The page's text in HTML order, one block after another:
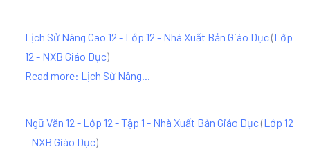
Lịch Sử Nâng Cao 12 - Lớp 12 - Nhà Xuất Bản Giáo Dục(Lớp
12 - NXB Giáo Dục)
Read more: Lịch Sử Nâng...
Ngữ Văn 12 - Lớp 12 - Tập 1 - Nhà Xuất Bản Giáo Dục(Lớp 12
- NXB Giáo Dục)